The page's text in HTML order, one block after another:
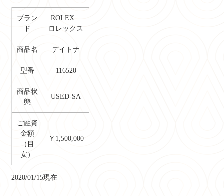
ブラン
ド
ROLEX
ロレックス
商品名 デイトナ
型番 116520
商品状
態
USED-SA
ご融資
金額
（目
安）
￥1,500,000
2020/01/15現在